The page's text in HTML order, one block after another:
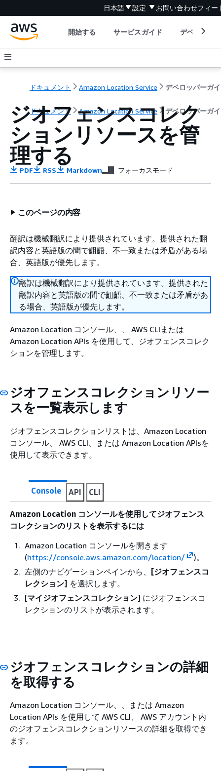
日本語 設定 お問い合わせフィー
開始する サービスガイド デベロッパ
ドキュメント Amazon Location Service デベロッパーガ
ドキュメント Amazon Location Service デベロッパーガ
ジオフェンスコレク
ションリソースを管
理する
PDF RSS Markdown フォーカスモード
このページの内容
翻訳は機械翻訳により提供されています。提供された翻
訳内容と英語版の間で齟齬、不一致または矛盾がある場
合、英語版が優先します。
翻訳は機械翻訳により提供されています。提供された
翻訳内容と英語版の間で齟齬、不一致または矛盾があ
る場合、英語版が優先します。
Amazon Location コンソール、、 AWS CLIまたは
Amazon Location APIs を使用して、ジオフェンスコレク
ションを管理します。
ジオフェンスコレクションリソー
スを一覧表示します
ジオフェンスコレクションリストは、Amazon Location
コンソール、 AWS CLI、または Amazon Location APIsを
使用して表示できます。
Console API CLI
Amazon Location コンソールを使用してジオフェンス
コレクションのリストを表示するには
Amazon Location コンソールを開きます
(https://console.aws.amazon.com/location/
)。
左側のナビゲーションペインから、 [ジオフェンスコ
レクション] を選択します。
[マイジオフェンスコレクション] にジオフェンスコ
レクションのリストが表示されます。
ジオフェンスコレクションの詳細
を取得する
Amazon Location コンソール、、または Amazon
Location APIs を使用して AWS CLI、 AWS アカウント内
のジオフェンスコレクションリソースの詳細を取得でき
ます。